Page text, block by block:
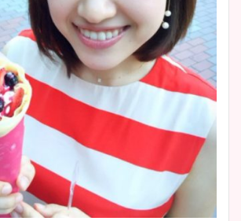
wikiプロフも！
安藤萌々アナのカップ画像や
ニット衣装まとめ！美足の筋
肉も凄い！
鈴木唯の太ってた時の体重が
ヤバすぎww原因や痩せたダ